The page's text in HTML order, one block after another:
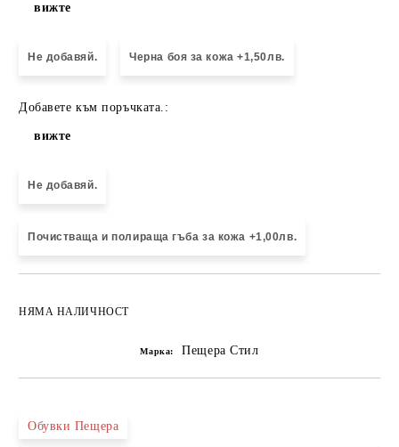
вижте
Не добавяй. Черна боя за кожа +1,50лв.
Добавете към поръчката.:
вижте
Не добавяй.
Почистваща и полираща гъба за кожа +1,00лв.
НЯМА НАЛИЧНОСТ
Марка: Пещера Стил
Обувки Пещера